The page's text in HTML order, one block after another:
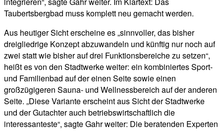
Taubertsbergbad muss komplett neu gemacht werden.
Aus heutiger Sicht erscheine es „sinnvoller, das bisher
dreigliedrige Konzept abzuwandeln und künftig nur noch auf
zwei statt wie bisher auf drei Funktionsbereiche zu setzen“,
heißt es von den Stadtwerke weiter: ein kombiniertes Sport-
und Familienbad auf der einen Seite sowie einen
großzügigeren Sauna- und Wellnessbereich auf der anderen
Seite. „Diese Variante erscheint aus Sicht der Stadtwerke
und der Gutachter auch betriebswirtschaftlich die
interessanteste“, sagte Gahr weiter: Die beratenden Experten